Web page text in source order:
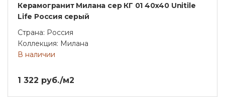
Керамогранит Милана сер КГ 01 40х40 Unitile
Life Россия серый
Страна: Россия
Коллекция: Милана
В наличии
1 322 руб./м2